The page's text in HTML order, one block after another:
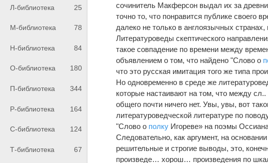
Л-библиотека 25
М-библиотека 78
Н-библиотека 84
О-библиотека 180
П-библиотека 344
Р-библиотека 164
С-библиотека 124
Т-библиотека 67
сочинитель Макферсон выдал их за
точно то, что понравится публике своего
далеко не только в англоязычных
Литературоведы скептического
такое совпадение по времени между
объявлением о том, что найдено "Слово о
что это русская имитация того же типа
Но одновременно в среде же
которые настаивают на том, что между
общего почти ничего нет. Увы, увы, вот
литературоведческой литературе по
"Слово о полку Игореве» на поэмы
Следовательно, как аргумент, на
решительные и строгие выводы, это,
произведе… хорош… произведения по